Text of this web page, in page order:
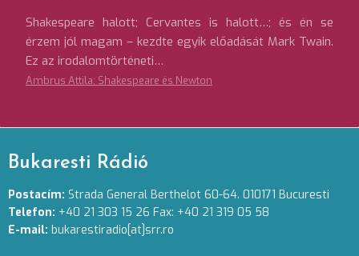
Shakespeare halott; Cervantes is halott…; és én se
érzem jól magam – kezdte egyik előadását Mark Twain.
Ez az irodalomtörténeti…
Ambrus Attila: Shakespeare és Newton
Bukaresti Rádió
Postacím: Strada General Berthelot 60-64. 010171 Bucuresti
Telefon: +40 21 303 15 26 Fax: +40 21 319 05 58
E-mail: bukarestiradio[at]srr.ro